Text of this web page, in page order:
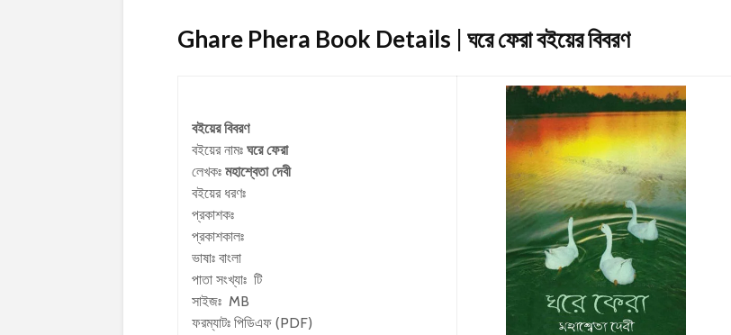
Ghare Phera Book Details | ঘরে ফেরাবইয়ের বিবরণ
বইয়ের বিবরণ
বইয়ের নামঃ ঘরে ফেরা
লেখকঃ মহাশ্বেতা দেবী
বইয়ের ধরণঃ
প্রকাশকঃ
প্রকাশকালঃ
ভাষাঃ বাংলা
পাতা সংখ্যাঃ টি
সাইজঃ MB
ফরম্যাটঃ পিডিএফ (PDF)